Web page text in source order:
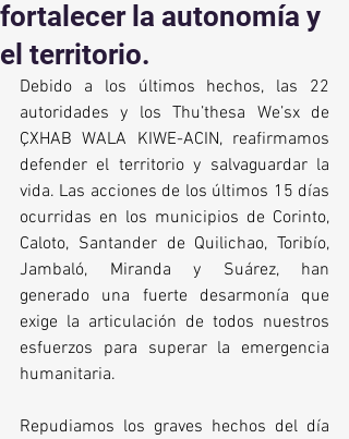
fortalecer la autonomía y
el territorio.
Debido a los últimos hechos, las 22
autoridades y los Thu’thesa We’sx de
ÇXHAB WALA KIWE-ACIN, reafirmamos
defender el territorio y salvaguardar la
vida. Las acciones de los últimos 15 días
ocurridas en los municipios de Corinto,
Caloto, Santander de Quilichao, Toribío,
Jambaló, Miranda y Suárez, han
generado una fuerte desarmonía que
exige la articulación de todos nuestros
esfuerzos para superar la emergencia
humanitaria.
Repudiamos los graves hechos del día